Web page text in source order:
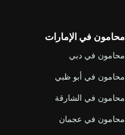
محامون في الإمارات
محامون في دبي
محامون في أبو ظبي
محامون في الشارقة
محامون في عجمان